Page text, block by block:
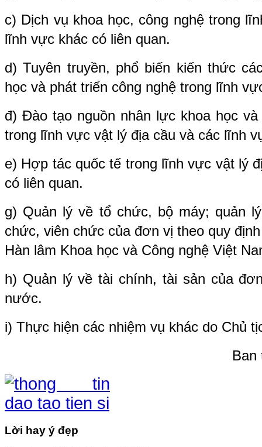
c) Dịch vụ khoa học, công nghệ trong
lĩnh vực khác có liên quan.
d) Tuyên truyền, phổ biến kiến thức
học và phát triển công nghệ trong lĩnh
đ) Đào tạo nguồn nhân lực khoa học
trong lĩnh vực vật lý địa cầu và các lĩnh
e) Hợp tác quốc tế trong lĩnh vực vật lý
có liên quan.
g) Quản lý về tổ chức, bộ máy; quản
chức, viên chức của đơn vị theo quy
Hàn lâm Khoa học và Công nghệ Việt
h) Quản lý về tài chính, tài sản của
nước.
i) Thực hiện các nhiệm vụ khác do Chủ
Ban
Lời hay ý đẹp